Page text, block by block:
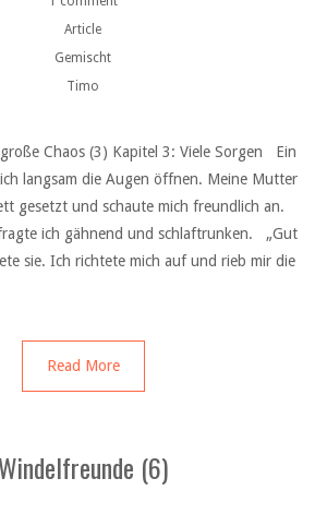
Article
Gemischt
Timo
Chaos (3) Kapitel 3: Viele Sorgen Ein
langsam die Augen öffnen. Meine Mutter
gesetzt und schaute mich freundlich an.
ich gähnend und schlaftrunken. „Gut
sie. Ich richtete mich auf und rieb mir die
Read More
Windelfreunde (6)